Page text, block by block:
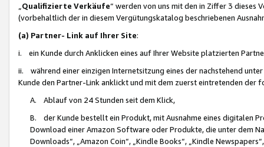
Qualifizierte Verkäufe“ werden von uns mit den in Ziffer 3
(vorbehaltlich der in diesem Vergütungskatalog beschriebenen
(a) Partner- Link auf Ihrer Site:
i. ein Kunde durch Anklicken eines auf Ihrer Website platzierten
ii. während einer einzigen Internetsitzung eines der nachstehend
Kunde den Partner-Link anklickt und mit dem zuerst eintretenden der
A. Ablauf von 24 Stunden seit dem Klick,
B. der Kunde bestellt ein Produkt, mit Ausnahme eines digitalen
Download einer Amazon Software oder Produkte, die unter dem
Downloads“, „Amazon Coin“, „Kindle Books“, „Kindle